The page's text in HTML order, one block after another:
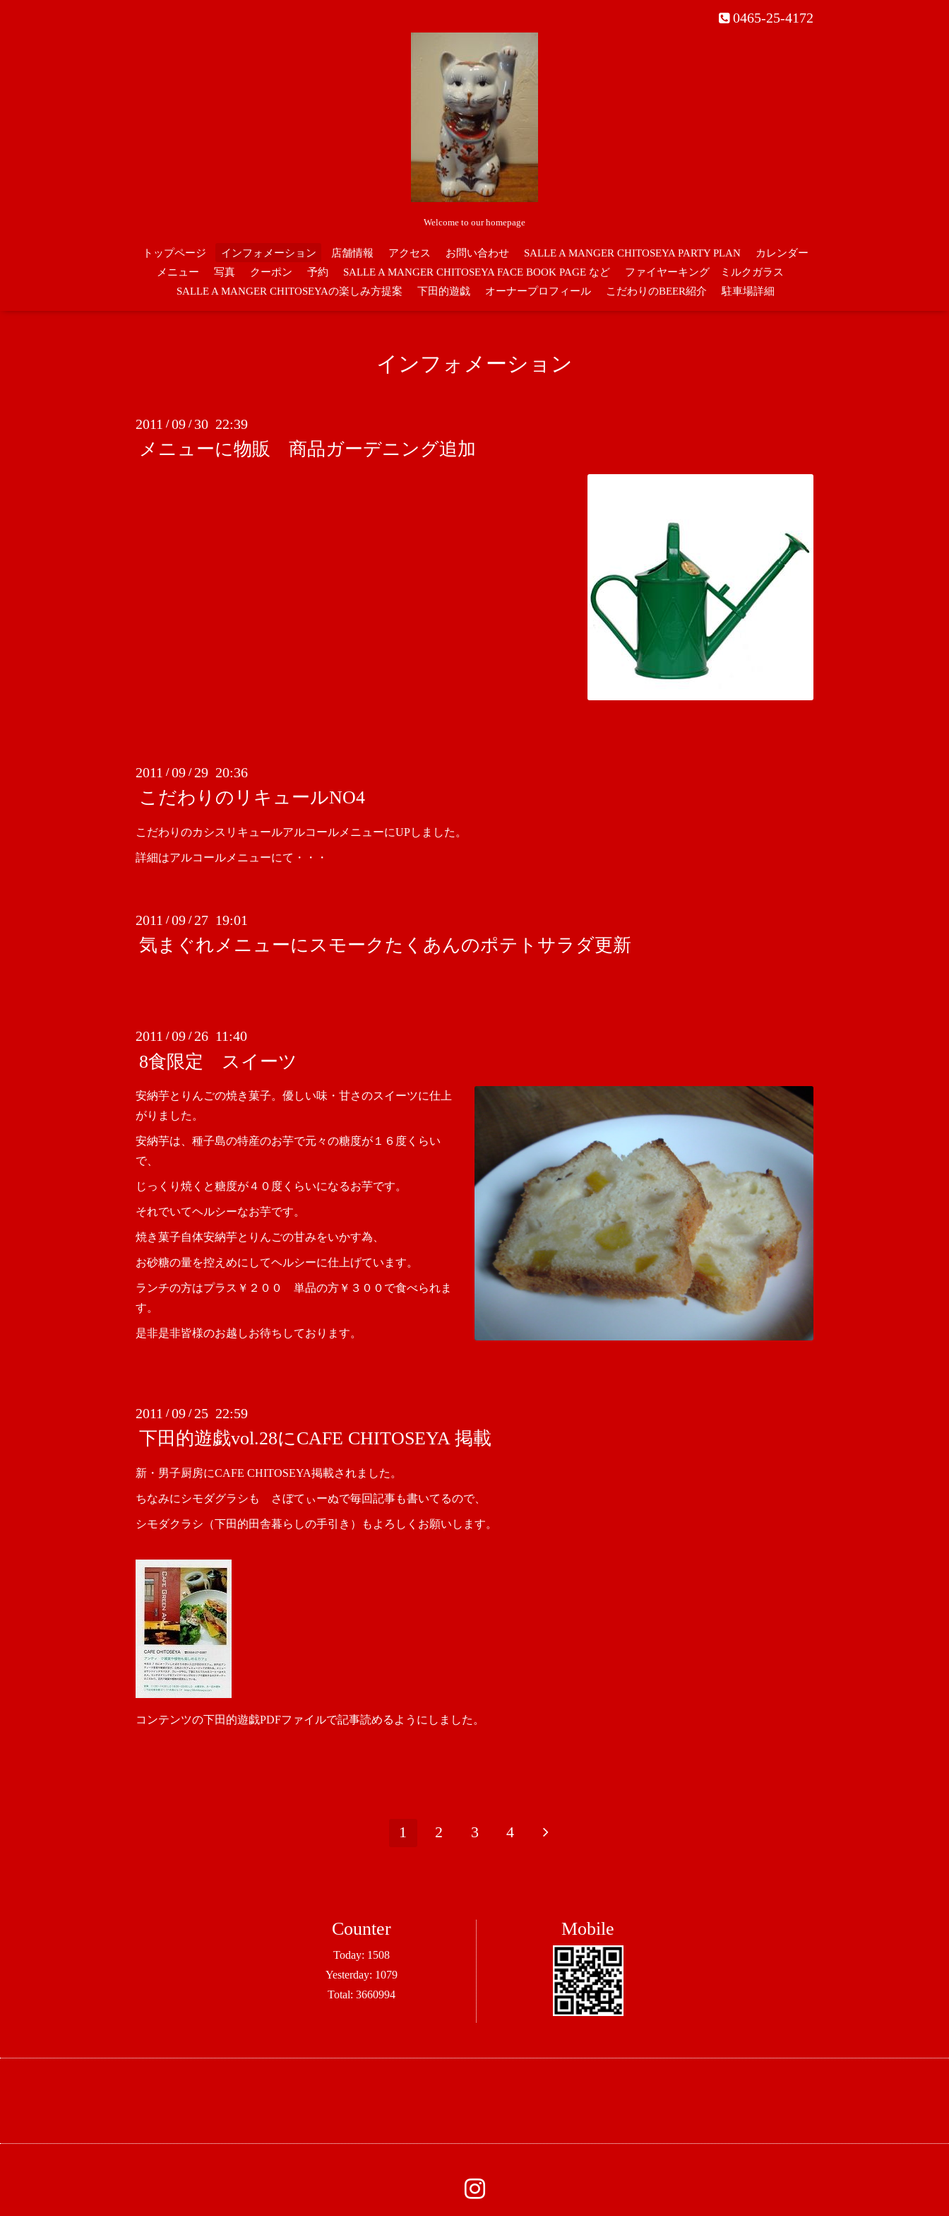
0465-25-4172
Welcome to our homepage
トップページ インフォメーション 店舗情報 アクセス お問い合わせ SALLE A MANGER CHITOSEYA PARTY PLAN
カレンダー
メニュー
写真 クーポン 予約 SALLE A MANGER CHITOSEYA FACE BOOK PAGE など
ファイヤーキング ミルクガラス
SALLE A MANGER CHITOSEYAの楽しみ方提案
下田的遊戯 オーナープロフィール こだわりのBEER紹介 駐車場詳細
インフォメーション
2011 /09 / 30 22:39
メニューに物販 商品ガーデニング追加
2011 /09 / 29 20:36
こだわりのリキュールNO4
こだわりのカシスリキュールアルコールメニューにUPしました。
詳細はアルコールメニューにて・・・
2011 /09 / 27 19:01
気まぐれメニューにスモークたくあんのポテトサラダ更新
2011 /09 /26 11:40
8食限定 スイーツ
安納芋とりんごの焼き菓子。優しい味・甘さのスイーツに仕上
がりました。
安納芋は、種子島の特産のお芋で元々の糖度が１６度くらい
で、
じっくり焼くと糖度が４０度くらいになるお芋です。
それでいてヘルシーなお芋です。
焼き菓子自体安納芋とりんごの甘みをいかす為、
お砂糖の量を控えめにしてヘルシーに仕上げています。
ランチの方はプラス￥２００ 単品の方￥３００で食べられま
す。
是非是非皆様のお越しお待ちしております。
2011 /09 / 25 22:59
下田的遊戯vol.28にCAFE CHITOSEYA 掲載
新・男子厨房にCAFE CHITOSEYA掲載されました。
ちなみにシモダグラシも さぼてぃーぬで毎回記事も書いてるので、
シモダクラシ（下田的田舎暮らしの手引き）もよろしくお願いします。
コンテンツの下田的遊戯PDFファイルで記事読めるようにしました。
1 2 3 4
Counter
Today: 1508
Yesterday: 1079
Total: 3660994
Mobile